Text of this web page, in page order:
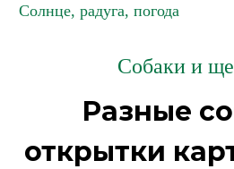
Солнце, радуга, погода
Собаки и
Разные
открытки